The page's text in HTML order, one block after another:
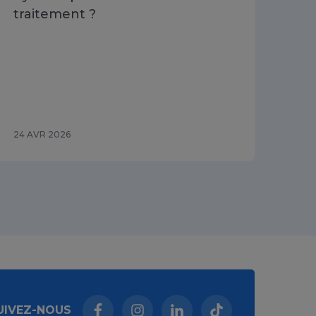
traitement ?
24 AVR 2026
NOUS